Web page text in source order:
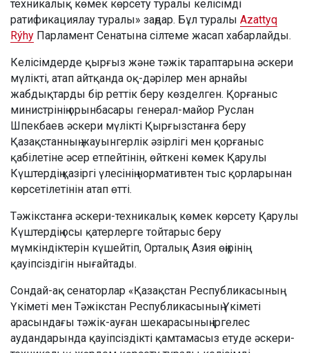
техникалық көмек көрсету туралы келісімді
ратификациялау туралы» заңдар. Бұл туралы Azattyq
Rýhy Парламент Сенатына сілтеме жасап хабарлайды.
Келісімдерде қырғыз және тәжік тараптарына әскери
мүлікті, атап айтқанда оқ-дәрілер мен арнайы
жабдықтарды бір реттік беру көзделген. Қорғаныс
министрінің орынбасары генерал-майор Руслан
Шпекбаев әскери мүлікті Қырғызстанға беру
Қазақстанның жауынгерлік әзірлігі мен қорғаныс
қабілетіне әсер етпейтінін, өйткені көмек Қарулы
Күштердің қазіргі үлесінің нормативтен тыс қорларынан
көрсетілетінін атап өтті.
Тәжікстанға әскери-техникалық көмек көрсету Қарулы
Күштердің осы қатерлерге тойтарыс беру
мүмкіндіктерін күшейтіп, Орталық Азия өңірінің
қауіпсіздігін нығайтады.
Сондай-ақ сенаторлар «Қазақстан Республикасының
Үкіметі мен Тәжікстан Республикасының Үкіметі
арасындағы тәжік-ауған шекарасының іргелес
аудандарында қауіпсіздікті қамтамасыз етуде әскери-